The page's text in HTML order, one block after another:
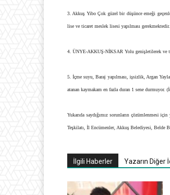
3. Akkuş Yibo Çok güzel bir düşünce emeği
lise ve ticaret meslek lisesi yapılması gerekmektedir.
4. ÜNYE-AKKUŞ-NİKSAR Yolu genişletilerek ve
5. İçme suyu, Baraj yapılması, işsizlik, Argan
atanan kaymakam en fazla duran 1 sene durmuyor.
Yukarıda saydığımız sorunların
Teşkilatı, İl Encümenler, Akkuş Belediyesi, Belde
İlgili Haberler Yazarın Diğer